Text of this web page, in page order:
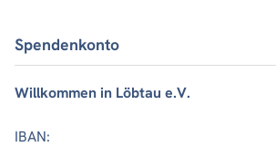
Spendenkonto
Willkommen in Löbtau e.V.
IBAN: